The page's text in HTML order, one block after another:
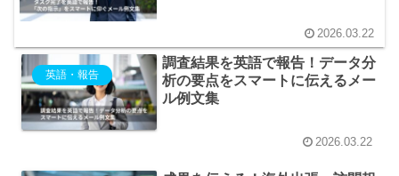
2026.03.22
英語・報告
調査結果を英語で報告！データ分
析の要点をスマートに伝えるメー
ル例文集
2026.03.22